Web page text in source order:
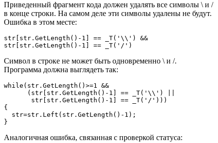
Приведенный фрагмент кода должен удалять все символы \ и /
в конце строки. На самом деле эти символы удалены не будут.
Ошибка в этом месте:
str[str.GetLength()-1] == _T('\\') &&
str[str.GetLength()-1] == _T('/')
Символ в строке не может быть одновременно \ и /.
Программа должна выглядеть так:
while(str.GetLength()>=1 &&
      (str[str.GetLength()-1] == _T('\\') ||
       str[str.GetLength()-1] == _T('/')))
{
  str=str.Left(str.GetLength()-1);
}
Аналогичная ошибка, связанная с проверкой статуса: